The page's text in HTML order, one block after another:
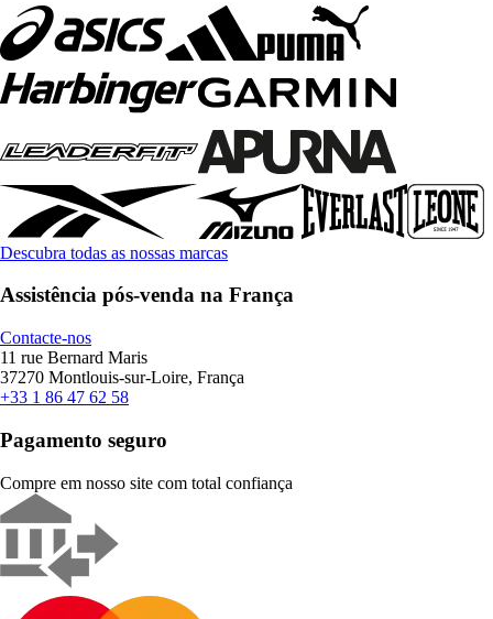
Descubra todas as nossas marcas
Assistência pós-venda na França
Contacte-nos
11 rue Bernard Maris
37270 Montlouis-sur-Loire, França
+33 1 86 47 62 58
Pagamento seguro
Compre em nosso site com total confiança